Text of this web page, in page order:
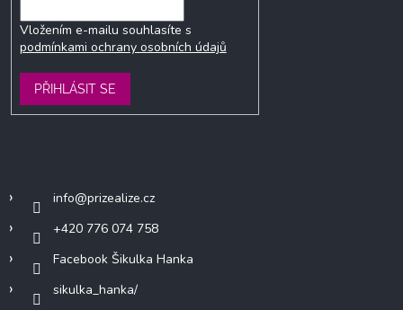
Vložením e-mailu souhlasíte s
podmínkami ochrany osobních údajů
PŘIHLÁSIT SE
info@prizealize.cz
+420 776 074 758
Facebook Šikulka Hanka
sikulka_hanka/